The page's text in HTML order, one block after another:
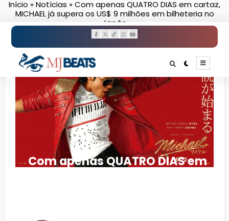
PularInício »Notícias »Com apenas QUATRO DIAS em cartaz,
MICHAEL já supera os US$ 9 milhões em bilheteria no
Japão
Com apenas QUATRO DIAS em